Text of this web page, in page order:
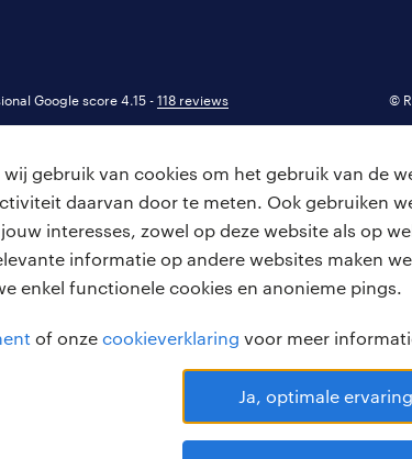
gebruik van cookies om het gebruik van de
daarvan door te meten. Ook gebruiken
interesses, zowel op deze website als op
informatie op andere websites maken
enkel functionele cookies en anonieme pings.
of onze cookieverklaring voor meer
Ja, optimale
Google score 4.15 - 118 reviews
©